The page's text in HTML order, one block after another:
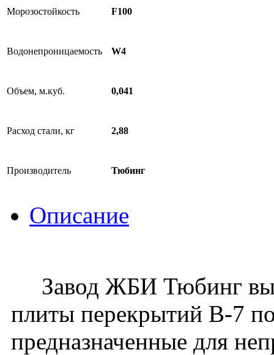
Морозостойкость F100
Водонепроницаемость W4
Объем, м.куб. 0,041
Расход стали, кг 2,88
Производитель Тюбинг
Описание
Завод ЖБИ Тюбинг
плиты перекрытий В-7
предназначенные для